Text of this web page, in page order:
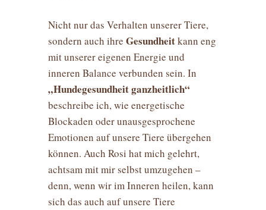
Nicht nur das Verhalten unserer Tiere,
sondern auch ihre Gesundheitkann eng
mit unserer eigenen Energie und
inneren Balance verbunden sein. In
„Hundegesundheit ganzheitlich“
beschreibe ich, wie energetische
Blockaden oder unausgesprochene
Emotionen auf unsere Tiere übergehen
können. Auch Rosi hat mich gelehrt,
achtsam mit mir selbst umzugehen –
denn, wenn wir im Inneren heilen, kann
sich das auch auf unsere Tiere